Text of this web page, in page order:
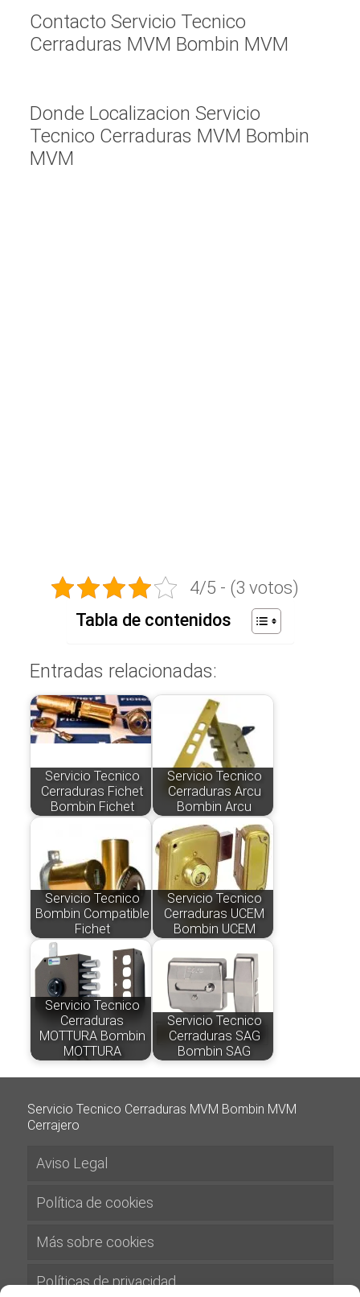
Contacto Servicio Tecnico
Cerraduras MVM Bombin MVM
Donde Localizacion Servicio
Tecnico Cerraduras MVM Bombin
MVM
4/5 - (3 votos)
Tabla de contenidos
Entradas relacionadas:
Servicio Tecnico
Cerraduras Fichet
Bombin Fichet
Servicio Tecnico
Cerraduras Arcu
Bombin Arcu
Servicio Tecnico
Bombin Compatible
Fichet
Servicio Tecnico
Cerraduras UCEM
Bombin UCEM
Servicio Tecnico
Cerraduras
MOTTURA Bombin
MOTTURA
Servicio Tecnico
Cerraduras SAG
Bombin SAG
Servicio Tecnico Cerraduras MVM Bombin MVM
Cerrajero
Aviso Legal
Política de cookies
Más sobre cookies
Políticas de privacidad